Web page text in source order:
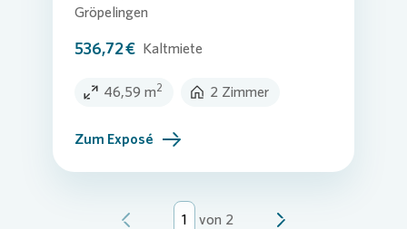
Gröpelingen
536,72 € Kaltmiete
46,59 m2 2 Zimmer
Zum Exposé
von 2